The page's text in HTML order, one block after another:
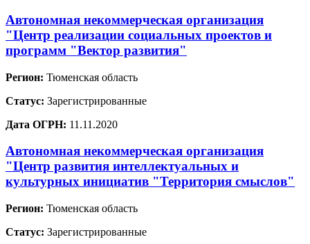
Автономная некоммерческая организация
"Центр реализации социальных проектов и
программ "Вектор развития"
Регион: Тюменская область
Статус: Зарегистрированные
Дата ОГРН: 11.11.2020
Автономная некоммерческая организация
"Центр развития интеллектуальных и
культурных инициатив "Территория смыслов"
Регион: Тюменская область
Статус: Зарегистрированные